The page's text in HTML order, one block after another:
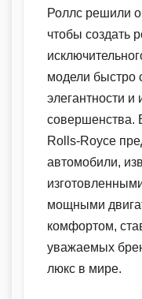
Роллс решили
чтобы создать
модели быстро
элегантности и
совершенства.
Rolls-Royce
автомобили,
мощными
комфортом,
уважаемых
люкс в мире.